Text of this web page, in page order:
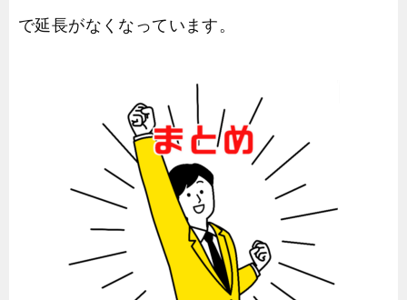
で延長がなくなっています。